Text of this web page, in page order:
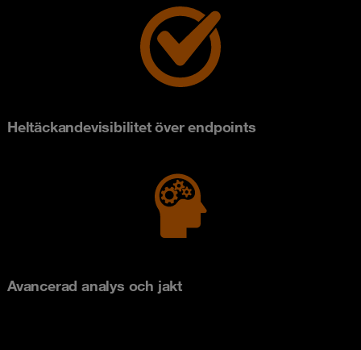
Heltäckandevisibilitet över endpoints
Avancerad analys och jakt